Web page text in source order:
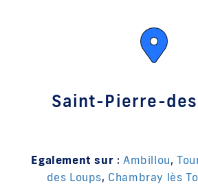
Saint-Pierre-
Egalement sur : Ambillou,
des Loups, Chambray lès